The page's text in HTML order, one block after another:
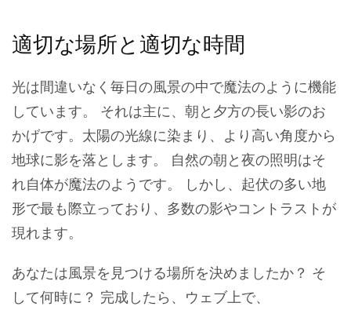
適切な場所と適切な時間
光は間違いなく毎日の風景の中で魔法のように機能
しています。 それは主に、朝と夕方の長い影のお
かげです。太陽の光線に染まり、より高い角度から
地球に影を落とします。 自然の朝と夜の照明はそ
れ自体が魔法のようです。 しかし、起伏の多い地
形で最も際立っており、多数の影やコントラストが
現れます。
あなたは風景を見つける場所を決めましたか？ そ
して何時に？ 完成したら、ウェブ上で、